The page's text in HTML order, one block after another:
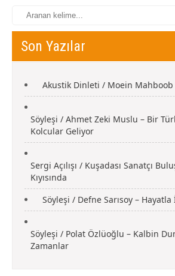
Son Yazılar
Akustik Dinleti / Moein
Söyleşi / Ahmet Zeki Muslu – Bir
Kolcular Geliyor
Sergi Açılışı / Kuşadası Sanatçı
Kıyısında
Söyleşi / Defne Sarısoy –
Söyleşi / Polat Özlüoğlu – Kalbin
Zamanlar